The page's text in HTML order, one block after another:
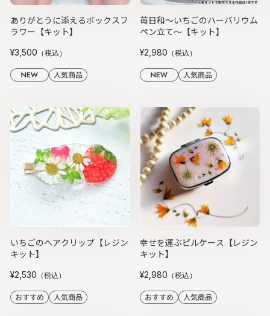
ありがとうに添えるボックスフ
ラワー【キット】
¥3,500 （税込）
苺日和〜いちごのハーバリウム
ペン立て〜【キット】
¥2,980 （税込）
いちごのヘアクリップ【レジン
キット】
¥2,530 （税込）
幸せを運ぶピルケース【レジン
キット】
¥2,980 （税込）